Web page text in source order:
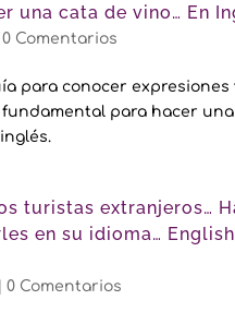
una cata de vino… En
0 Comentarios
para conocer expresiones
para hacer
turistas extranjeros…
en su idioma…
0 Comentarios